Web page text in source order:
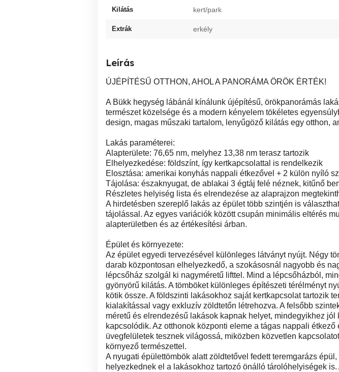
Kilátás kert/park
Extrák erkély
Leírás
ÚJÉPÍTÉSŰ OTTHON, AHOL A PANORÁMA ÖRÖK ÉRTÉK!
A Bükk hegység lábánál kínálunk újépítésű, örökpanorámás
természet közelsége és a modern kényelem tökéletes
design, magas műszaki tartalom, lenyűgöző kilátás egy otthon,
Lakás paraméterei:
Alapterülete: 76,65 nm, melyhez 13,38 nm terasz tartozik
Elhelyezkedése: földszínt, így kertkapcsolattal is rendelkezik
Elosztása: amerikai konyhás nappali étkezővel + 2 külön nyíló
Tájolása: északnyugat, de ablakai 3 égtáj felé néznek, kitűnő
Részletes helyiség lista és elrendezése az alaprajzon
A hirdetésben szereplő lakás az épület több szintjén is
tájolással. Az egyes variációk között csupán minimális eltérés
alapterületben és az értékesítési árban.
Épület és környezete:
Az épület egyedi tervezésével különleges látványt nyújt. Négy
darab központosan elhelyezkedő, a szokásosnál nagyobb és
lépcsőház szolgál ki nagyméretű lifttel. Mind a lépcsőházból,
gyönyörű kilátás. A tömböket különleges építészeti térélményt
kötik össze. A földszinti lakásokhoz saját kertkapcsolat tartozik
kialakítással vagy exkluzív zöldtetőn létrehozva. A felsőbb
méretű és elrendezésű lakások kapnak helyet, mindegyikhez jól
kapcsolódik. Az otthonok központi eleme a tágas nappali étkező
üvegfelületek tesznek világossá, miközben közvetlen
környező természettel.
A nyugati épülettömbök alatt zöldtetővel fedett teremgarázs
helyezkednek el a lakásokhoz tartozó önálló tárolóhelyiségek is.